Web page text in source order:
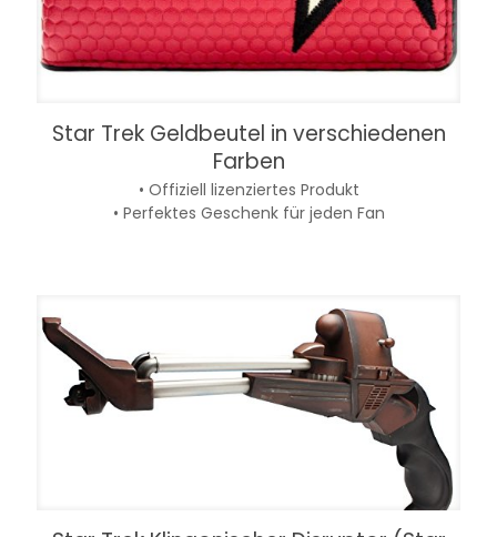
Star Trek Geldbeutel in verschiedenen
Farben
• Offiziell lizenziertes Produkt
• Perfektes Geschenk für jeden Fan